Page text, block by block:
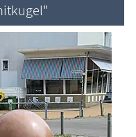
Rostock: Brunnen "Granitkugel"